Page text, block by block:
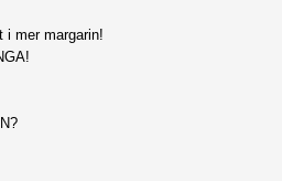
i mer margarin!